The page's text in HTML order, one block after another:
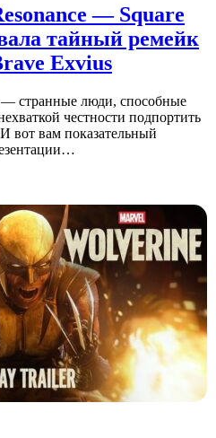
— Square
тайный ремейк
Exvius
странные люди, способные
честности подпортить
вот вам показательный